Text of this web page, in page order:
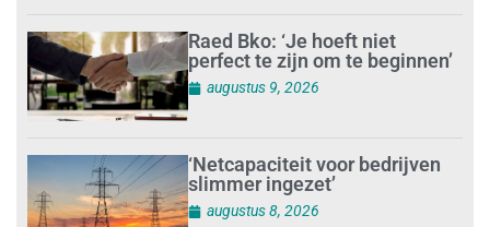
Raed Bko: ‘Je hoeft niet
perfect te zijn om te beginnen’
augustus 9, 2026
‘Netcapaciteit voor bedrijven
slimmer ingezet’
augustus 8, 2026